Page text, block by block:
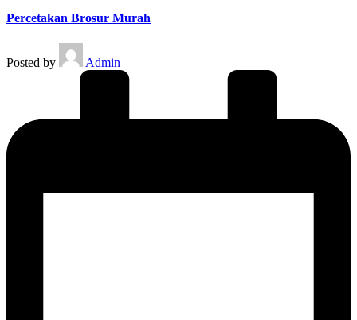
Percetakan Brosur Murah
Posted by Admin